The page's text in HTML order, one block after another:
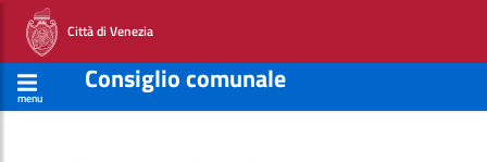
Città di Venezia
menu
Consiglio comunale